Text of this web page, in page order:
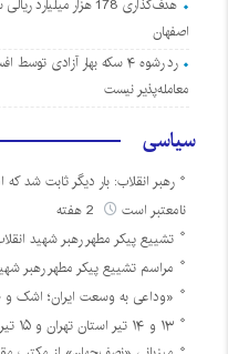
هدف‌گذاری 178 هزار
اصفهان
رد رشوه ۴ سکه بهار
معامله‌پذیر نیست
سیاسی
رهبر انقلاب: بار دیگر ثابت شد
نامعتبر است
تشییع پیکر مطهر رهبر شهید
مراسم تشییع پیکر مطهر رهبر
«وداعی به وسعت ایران؛ اشک و
۱۳ و ۱۴ تیر استان تهران و ۱۵ تیر کل کشور تعطیل است